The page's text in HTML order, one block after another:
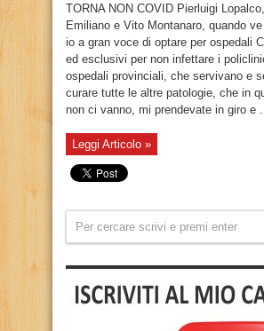
TORNA NON COVID Pierluigi
Emiliano e Vito Montanaro, quando
io a gran voce di optare per ospedali
ed esclusivi per non infettare i
ospedali provinciali, che servivano e
curare tutte le altre patologie, che in
non ci vanno, mi prendevate in giro e
Leggi Articolo »